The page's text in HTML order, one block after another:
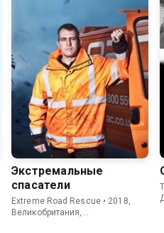
Экстремальные
спасатели
Extreme Road Rescue • 2018,
Великобритания,